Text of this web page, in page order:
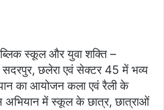
स्कूल और युवा शक्ति –
सदरपुर, छलेरा एवं सेक्टर 45 में भव्य
का आयोजन कला एवं रैली के
अभियान में स्कूल के छात्र, छात्राओं